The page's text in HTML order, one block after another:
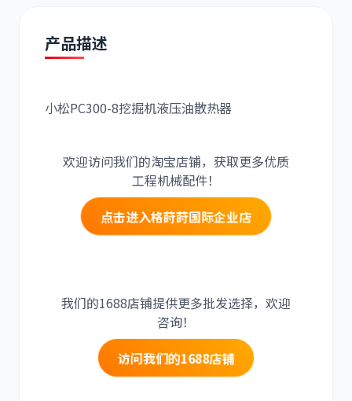
道依茨
斗山 三一
产品描述
小松PC300-8挖掘机液压油散热器
欢迎访问我们的淘宝店铺，获取更多优质
工程机械配件！
点击进入格莳莳国际企业店
我们的1688店铺提供更多批发选择，欢迎
咨询！
访问我们的1688店铺